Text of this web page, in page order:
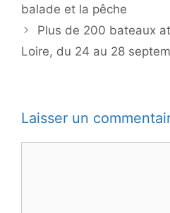
balade et la pêche
Plus de 200 bateaux
Loire, du 24 au 28
Laisser un